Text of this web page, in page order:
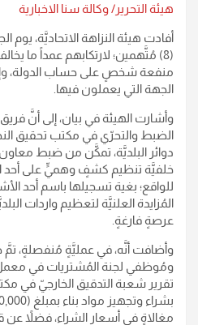
هيئة التحرير/ وكالة سنا الاخبارية
أفادت هيئة النزاهة الاتحاديَّة، يوم
(8) مُتَّهمين؛ لارتكابهم عمداً ما
منفعة شخصٍ على حساب الدولة،
الجهة التي يعملون فيها.
وأشارت الهيئة في بيان، إلى أنَّ
الضبط والتحرّي في مكتب تحقيق
دوائر البلديَّة، تمكَّن من ضبط معاون
خلفيَّة تنظيم كشفٍ وهميٍّ على أحد
للواقع؛ بغية تسجيلها باسم أحد
المُزايدة العلنيَّة لتعظيم واردات
عرصةٍ فارغةٍ.
ومُوظفي لجنة المُشتريات في
تقرير شعبة التدقيق الخارجيّ في
مغالاةٍ في أسعار الشراء، فضلاً عن